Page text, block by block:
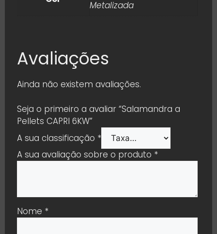
Metalizada
Avaliações
Ainda não existem avaliações.
Seja o primeiro a avaliar “Salamandra a
Pellets CAPRI 6KW”
A sua classificação *
A sua avaliação sobre o produto *
Nome *